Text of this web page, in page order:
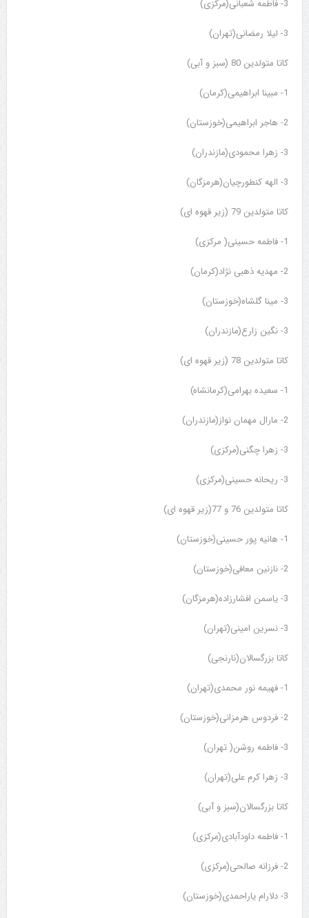
3- فاطمه شعبانی(مرکزی)
3- لیلا رمضانی(تهران)
کاتا متولدین 80 (سبز و آبی)
1- مبینا ابراهیمی(کرمان)
2- هاجر ابراهیمی(خوزستان)
3- زهرا محمودی(مازندران)
3- الهه کنطورچیان(هرمزگان)
کاتا متولدین 79 (زیر قهوه ای)
1- فاطمه حسینی( مرکزی)
2- مهدیه ذهبی نژاد(کرمان)
3- مینا گلشاه(خوزستان)
3- نگین زارع(مازندران)
کاتا متولدین 78 (زیر قهوه ای)
1- سعیده بهرامی(کرمانشاه)
2- مارال مهمان نواز(مازندران)
3- زهرا چگنی(مرکزی)
3- ریحانه حسینی(مرکزی)
کاتا متولدین 76 و 77(زیر قهوه ای)
1- هانیه پور حسینی(خوزستان)
2- نازنین معافی(خوزستان)
3- یاسمن افشارزاده(هرمزگان)
3- نسرین امینی(تهران)
کاتا بزرگسالان(نارنجی)
1- فهیمه نور محمدی(تهران)
2- فردوس هرمزانی(خوزستان)
3- فاطمه روشن( تهران)
3- زهرا کرم علی(تهران)
کاتا بزرگسالان(سبز و آبی)
1- فاطمه داودآبادی(مرکزی)
2- فرزانه صالحی(مرکزی)
3- دلارام یاراحمدی(خوزستان)